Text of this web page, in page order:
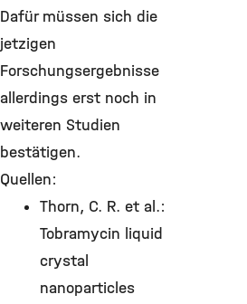
Dafür müssen sich die
jetzigen
Forschungsergebnisse
allerdings erst noch in
weiteren Studien
bestätigen.
Quellen:
Thorn, C. R. et al.:
Tobramycin liquid
crystal
nanoparticles